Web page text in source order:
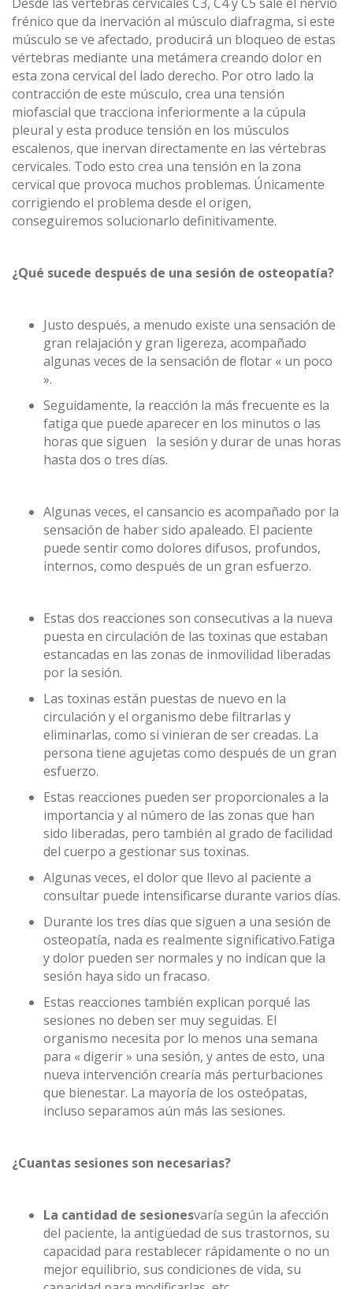
Desde las vértebras cervicales C3, C4 y C5 sale el nervio
frénico que da inervación al músculo diafragma, si este
músculo se ve afectado, producirá un bloqueo de estas
vértebras mediante una metámera creando dolor en
esta zona cervical del lado derecho. Por otro lado la
contracción de este músculo, crea una tensión
miofascial que tracciona inferiormente a la cúpula
pleural y esta produce tensión en los músculos
escalenos, que inervan directamente en las vértebras
cervicales. Todo esto crea una tensión en la zona
cervical que provoca muchos problemas. Únicamente
corrigiendo el problema desde el origen,
conseguiremos solucionarlo definitivamente.
¿Qué sucede después de una sesión de osteopatía?
Justo después, a menudo existe una sensación de
gran relajación y gran ligereza, acompañado
algunas veces de la sensación de flotar « un poco
».
Seguidamente, la reacción la más frecuente es la
fatiga que puede aparecer en los minutos o las
horas que siguen la sesión y durar de unas horas
hasta dos o tres días.
Algunas veces, el cansancio es acompañado por la
sensación de haber sido apaleado. El paciente
puede sentir como dolores difusos, profundos,
internos, como después de un gran esfuerzo.
Estas dos reacciones son consecutivas a la nueva
puesta en circulación de las toxinas que estaban
estancadas en las zonas de inmovilidad liberadas
por la sesión.
Las toxinas están puestas de nuevo en la
circulación y el organismo debe filtrarlas y
eliminarlas, como si vinieran de ser creadas. La
persona tiene agujetas como después de un gran
esfuerzo.
Estas reacciones pueden ser proporcionales a la
importancia y al número de las zonas que han
sido liberadas, pero también al grado de facilidad
del cuerpo a gestionar sus toxinas.
Algunas veces, el dolor que llevo al paciente a
consultar puede intensificarse durante varios días.
Durante los tres días que siguen a una sesión de
osteopatía, nada es realmente significativo.Fatiga
y dolor pueden ser normales y no indican que la
sesión haya sido un fracaso.
Estas reacciones también explican porqué las
sesiones no deben ser muy seguidas. El
organismo necesita por lo menos una semana
para « digerir » una sesión, y antes de esto, una
nueva intervención crearía más perturbaciones
que bienestar. La mayoría de los osteópatas,
incluso separamos aún más las sesiones.
¿Cuantas sesiones son necesarias?
La cantidad de sesionesvaría según la afección
del paciente, la antigüedad de sus trastornos, su
capacidad para restablecer rápidamente o no un
mejor equilibrio, sus condiciones de vida, su